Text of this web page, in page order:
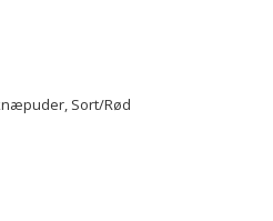
Sort/Rød